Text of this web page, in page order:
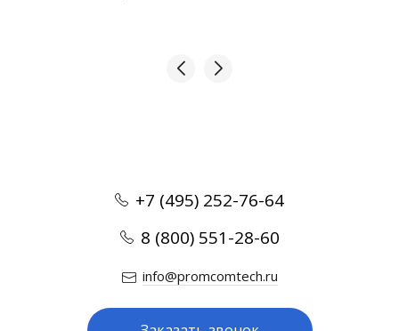
+7 (495) 252-76-64
8 (800) 551-28-60
info@promcomtech.ru